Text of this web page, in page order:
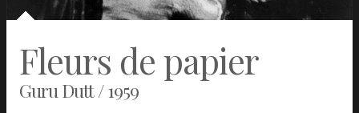
Fleurs de papier
Guru Dutt / 1959